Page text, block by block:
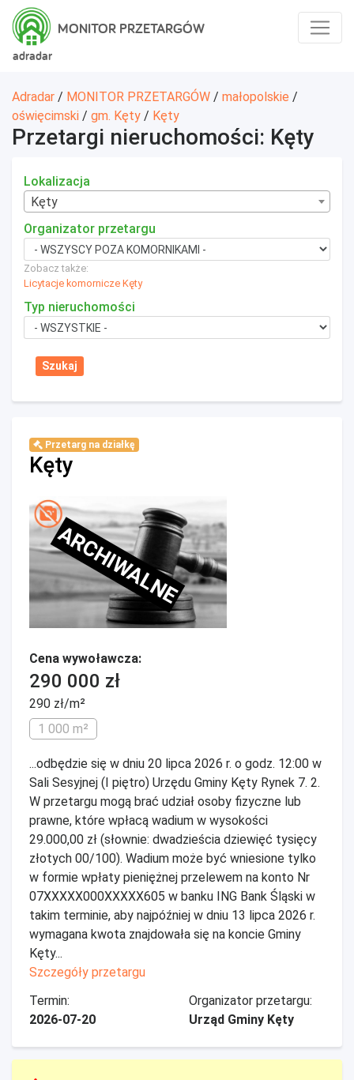
adradar
MONITOR PRZETARGÓW
Adradar / MONITOR PRZETARGÓW / małopolskie /
oświęcimski / gm. Kęty / Kęty
Przetargi nieruchomości: Kęty
Lokalizacja
Kęty
Organizator przetargu
Zobacz także:
Licytacje komornicze Kęty
Typ nieruchomości
Przetarg na działkę
Kęty
ARCHIWALNE
Cena wywoławcza:
290 000 zł
290 zł/m²
1 000 m²
...odbędzie się w dniu 20 lipca 2026 r. o godz. 12:00 w
Sali Sesyjnej (I piętro) Urzędu Gminy Kęty Rynek 7. 2.
W przetargu mogą brać udział osoby fizyczne lub
prawne, które wpłacą wadium w wysokości
29.000,00 zł (słownie: dwadzieścia dziewięć tysięcy
złotych 00/100). Wadium może być wniesione tylko
w formie wpłaty pieniężnej przelewem na konto Nr
07XXXXX000XXXXX605 w banku ING Bank Śląski w
takim terminie, aby najpóźniej w dniu 13 lipca 2026 r.
wymagana kwota znajdowała się na koncie Gminy
Kęty...
Szczegóły przetargu
Termin:
2026-07-20
Organizator przetargu:
Urząd Gminy Kęty